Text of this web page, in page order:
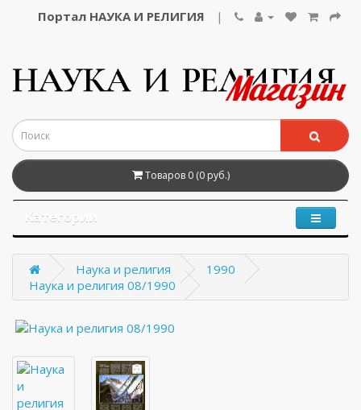
Портал НАУКА И РЕЛИГИЯ |
Товаров 0 (0 руб.)
Категории
Наука и религия
1990
Наука и религия 08/1990